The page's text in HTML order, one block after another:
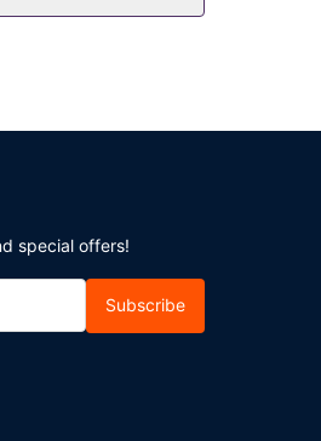
special offers!
Subscribe